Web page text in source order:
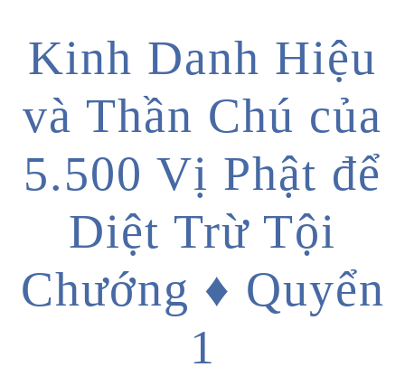
Kinh Danh Hiệu
và Thần Chú của
5.500 Vị Phật để
Diệt Trừ Tội
Chướng ♦ Quyển
1